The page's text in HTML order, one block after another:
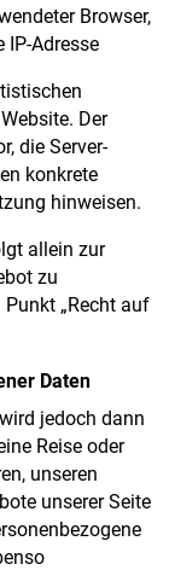
Browser,
IP-Adresse
Der
die Server-
konkrete
hinweisen.
allein zur
zu
„Recht auf
Daten
jedoch dann
Reise oder
unseren
unserer Seite